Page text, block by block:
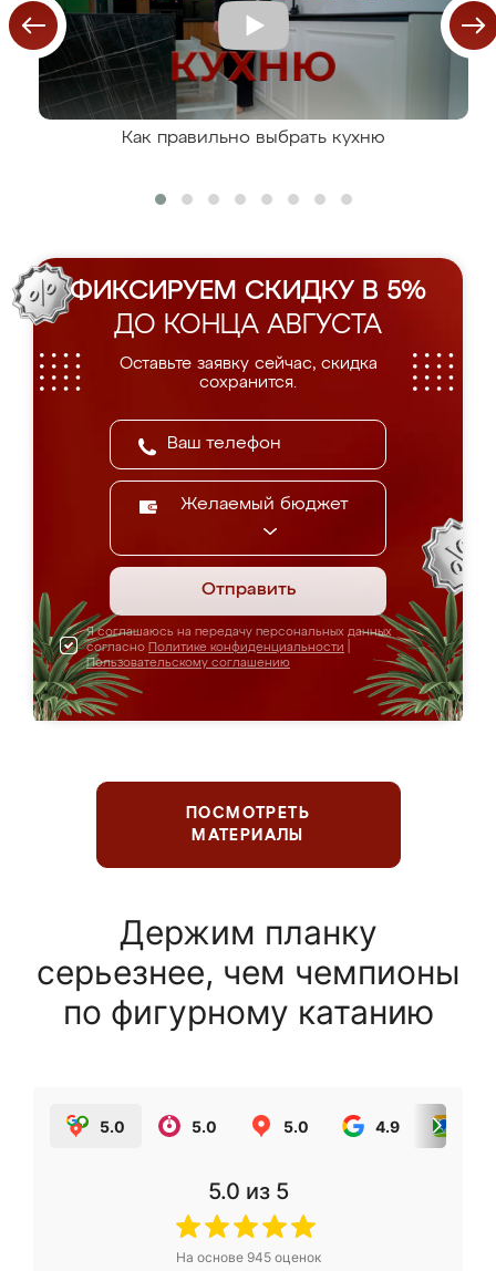
Как правильно выбрать кухню
ФИКСИРУЕМ СКИДКУ В 5%
ДО КОНЦА АВГУСТА
Оставьте заявку сейчас, скидка
сохранится.
Желаемый бюджет
Отправить
Я соглашаюсь на передачу персональных данных
согласно Политике конфиденциальности
Пользовательскому соглашению
ПОСМОТРЕТЬ
МАТЕРИАЛЫ
Держим планку
серьезнее, чем чемпионы
по фигурному катанию
5.0 5.0 5.0 4.9
5.0 из 5
На основе 945оценок